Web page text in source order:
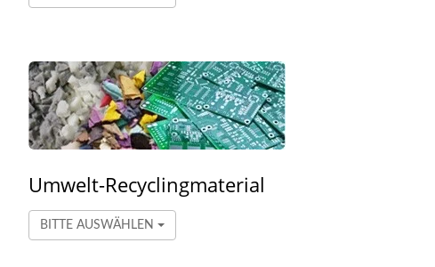
Umwelt-Recyclingmaterial
BITTE AUSWÄHLEN